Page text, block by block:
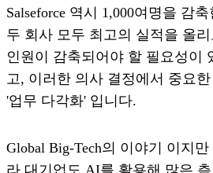
Salseforce 역시 1,000여명을 감
두 회사 모두 최고의 실적을 올
인원이 감축되어야 할 필요성이
고, 이러한 의사 결정에서 중요
'업무 다각화' 입니다.
Global Big-Tech의 이야기 이지
라 대기업도 AI를 활용해 많은